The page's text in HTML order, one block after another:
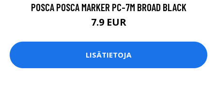
POSCA POSCA MARKER PC-7M BROAD BLACK
7.9 EUR
LISÄTIETOJA